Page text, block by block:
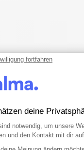
Wenn der
fortfahren
deine
notwendig, um unsere
und den Kontakt mit dir